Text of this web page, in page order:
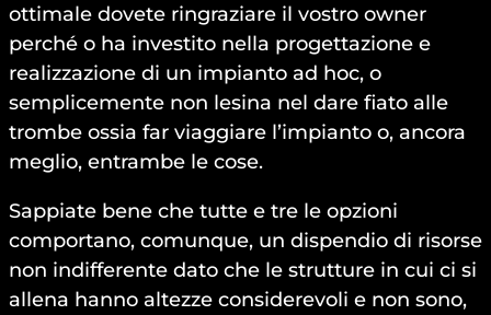
ottimale dovete ringraziare il vostro owner
perché o ha investito nella progettazione e
realizzazione di un impianto ad hoc, o
semplicemente non lesina nel dare fiato alle
trombe ossia far viaggiare l’impianto o, ancora
meglio, entrambe le cose.
Sappiate bene che tutte e tre le opzioni
comportano, comunque, un dispendio di risorse
non indifferente dato che le strutture in cui ci si
allena hanno altezze considerevoli e non sono,